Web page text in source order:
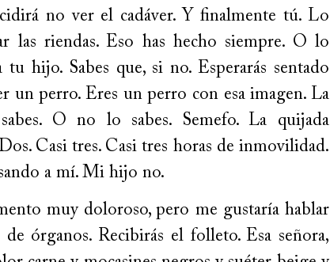
no ver el cadáver. Y finalmente tú. Lo
las riendas. Eso has hecho siempre. O lo
hijo. Sabes que, si no. Esperarás sentado
un perro. Eres un perro con esa imagen. La
O no lo sabes. Semefo. La quijada
Casi tres. Casi tres horas de inmovilidad.
a mí. Mi hijo no.
muy doloroso, pero me gustaría hablar
órganos. Recibirás el folleto. Esa señora,